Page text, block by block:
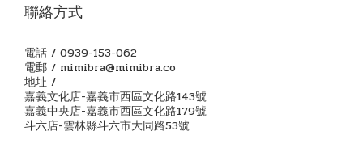
聯絡方式
電話 / 0939-153-062
電郵 / mimibra@mimibra.co
地址 /
嘉義文化店-嘉義市西區文化路143號
嘉義中央店-嘉義市西區文化路179號
斗六店-雲林縣斗六市大同路53號